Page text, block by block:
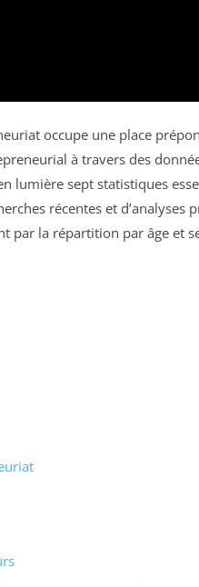
occupe une place
à travers des
lumière sept statistiques
récentes et d’analyses
par la répartition par âge et